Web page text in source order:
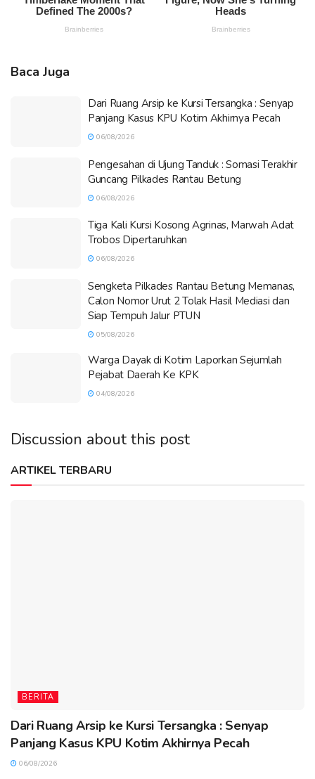
Baca Juga
Dari Ruang Arsip ke Kursi Tersangka : Senyap
Panjang Kasus KPU Kotim Akhirnya Pecah
06/08/2026
Pengesahan di Ujung Tanduk : Somasi Terakhir
Guncang Pilkades Rantau Betung
06/08/2026
Tiga Kali Kursi Kosong Agrinas, Marwah Adat
Trobos Dipertaruhkan
06/08/2026
Sengketa Pilkades Rantau Betung Memanas,
Calon Nomor Urut 2 Tolak Hasil Mediasi dan
Siap Tempuh Jalur PTUN
05/08/2026
Warga Dayak di Kotim Laporkan Sejumlah
Pejabat Daerah Ke KPK
04/08/2026
Discussion about this post
ARTIKEL TERBARU
BERITA
Dari Ruang Arsip ke Kursi Tersangka : Senyap
Panjang Kasus KPU Kotim Akhirnya Pecah
06/08/2026